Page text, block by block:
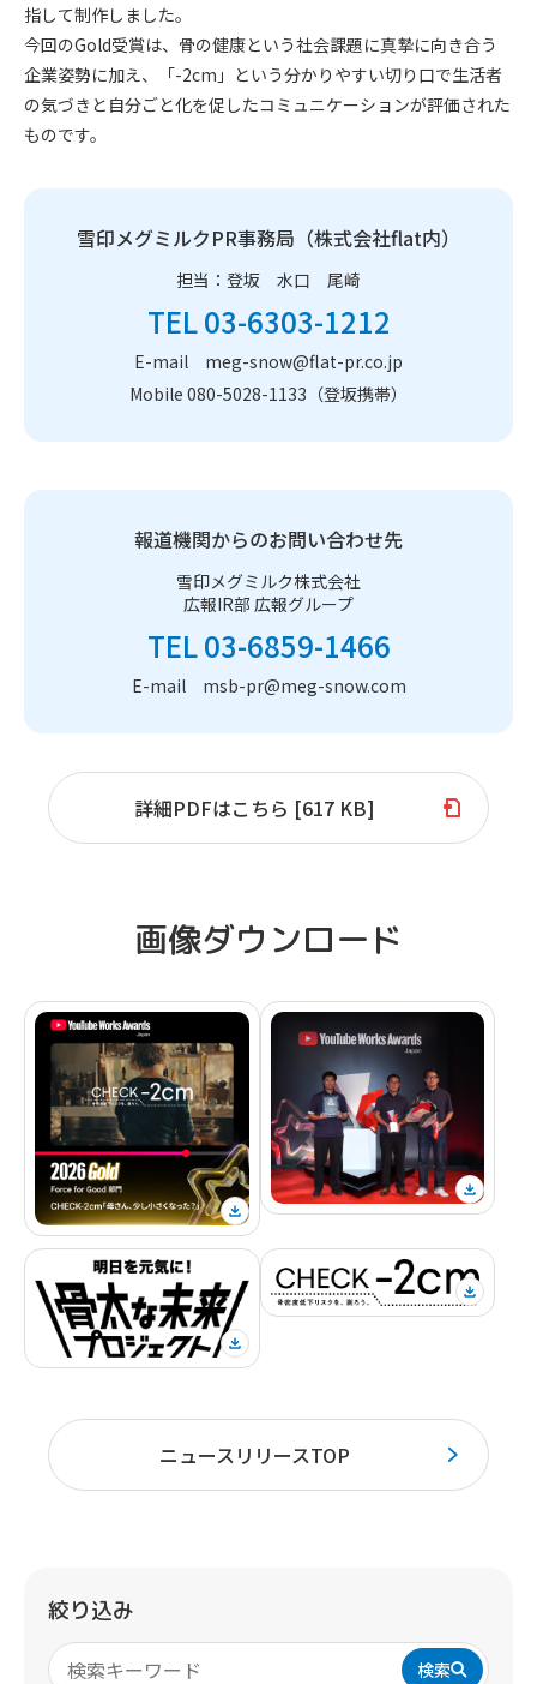
指して制作しました。
今回のGold受賞は、骨の健康という社会課題に真摯に向き合う
企業姿勢に加え、「-2cm」という分かりやすい切り口で生活者
の気づきと自分ごと化を促したコミュニケーションが評価された
ものです。
雪印メグミルクPR事務局（株式会社flat内）
担当：登坂 水口 尾崎
TEL 03-6303-1212
E-mail meg-snow@flat-pr.co.jp
Mobile 080-5028-1133（登坂携帯）
報道機関からのお問い合わせ先
雪印メグミルク株式会社
広報IR部 広報グループ
TEL 03-6859-1466
E-mail msb-pr@meg-snow.com
詳細PDFはこちら [617 KB]
画像ダウンロード
ニュースリリースTOP
絞り込み
検索